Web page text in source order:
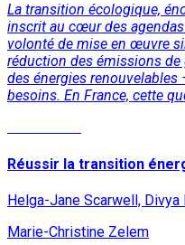
La transition écologique,
inscrit au cœur des
volonté de mise en œuvre
réduction des émissions de
des énergies
besoins. En France, cette
Réussir la transition
Helga-Jane Scarwell, Divya
Marie-Christine Zelem